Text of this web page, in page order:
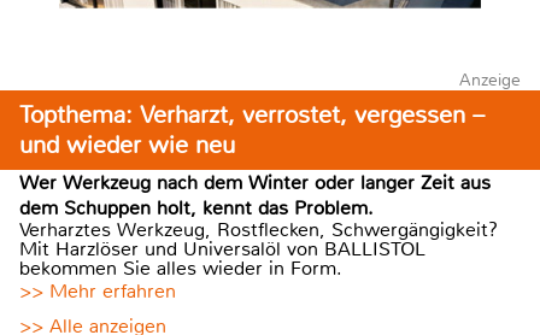
Anzeige
Topthema: Verharzt, verrostet, vergessen –
und wieder wie neu
Wer Werkzeug nach dem Winter oder langer Zeit aus
dem Schuppen holt, kennt das Problem.
Verharztes Werkzeug, Rostflecken, Schwergängigkeit?
Mit Harzlöser und Universalöl von BALLISTOL
bekommen Sie alles wieder in Form.
>> Mehr erfahren
>> Alle anzeigen